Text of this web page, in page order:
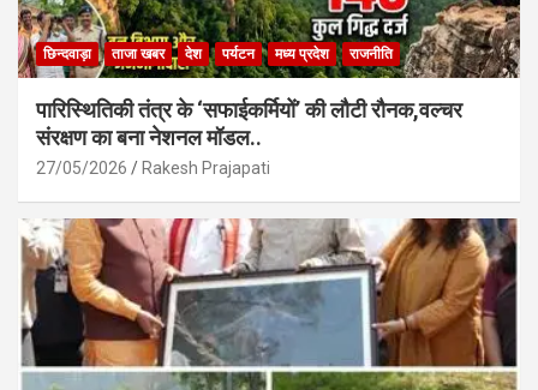
छिन्दवाड़ा ताजा खबर देश पर्यटन मध्य प्रदेश राजनीति
पारिस्थितिकी तंत्र के ‘सफाईकर्मियों’ की लौटी रौनक,वल्चर
संरक्षण का बना नेशनल मॉडल..
27/05/2026 Rakesh Prajapati